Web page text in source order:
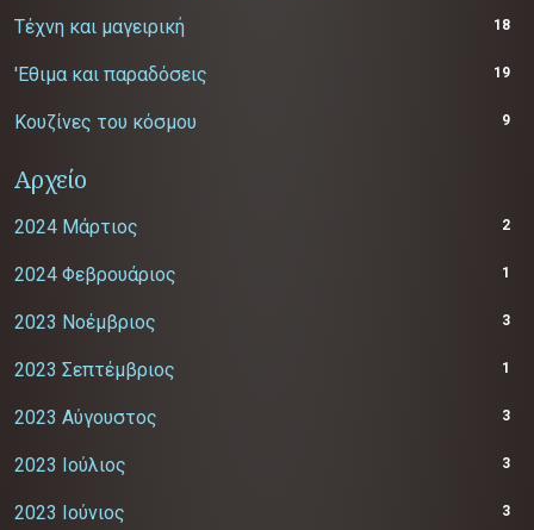
Τέχνη και μαγειρική 18
'Εθιμα και παραδόσεις 19
Κουζίνες του κόσμου 9
Αρχείο
2024 Μάρτιος 2
2024 Φεβρουάριος 1
2023 Νοέμβριος 3
2023 Σεπτέμβριος 1
2023 Αύγουστος 3
2023 Ιούλιος 3
2023 Ιούνιος 3